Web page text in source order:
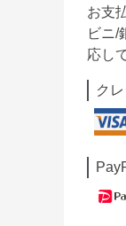
お支
ビニ/
応し
ク